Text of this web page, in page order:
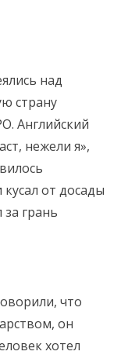
над
страну
Английский
нежели я»,
от досады
грань
что
он
хотел